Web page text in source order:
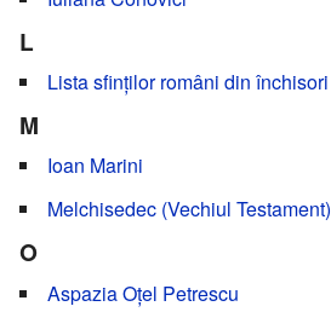
L
Lista sfinților români din închisori
M
Ioan Marini
Melchisedec (Vechiul Testament)
O
Aspazia Oțel Petrescu